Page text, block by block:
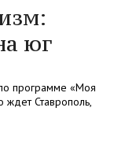
юг
программе «Моя
ждет Ставрополь,